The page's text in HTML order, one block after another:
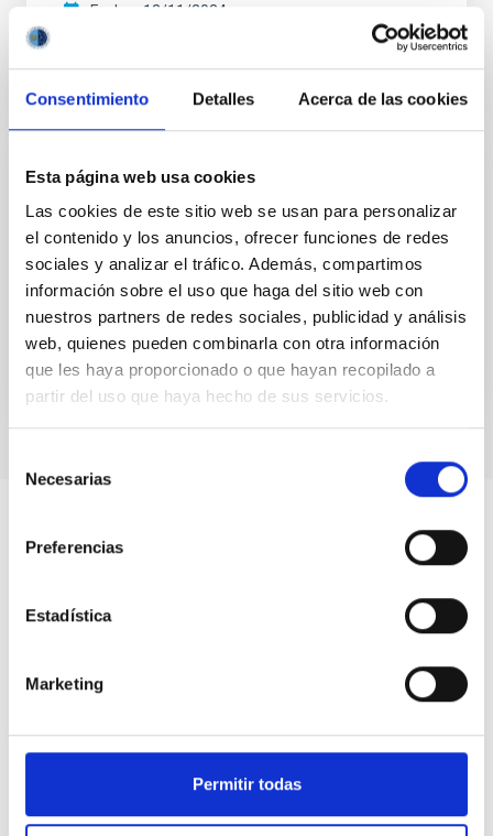
Consentimiento Detalles Acerca de las cookies
Esta página web usa cookies
Las cookies de este sitio web se usan para personalizar
el contenido y los anuncios, ofrecer funciones de redes
sociales y analizar el tráfico. Además, compartimos
información sobre el uso que haga del sitio web con
nuestros partners de redes sociales, publicidad y análisis
web, quienes pueden combinarla con otra información
que les haya proporcionado o que hayan recopilado a
partir del uso que haya hecho de sus servicios.
Necesarias
Preferencias
Estadística
Marketing
Permitir todas
Fecha 12/11/2024
MEMORIA IAC
Memoria extensa del IAC 2022
Memoria extensa del IAC 2022
Fecha 15/12/2023